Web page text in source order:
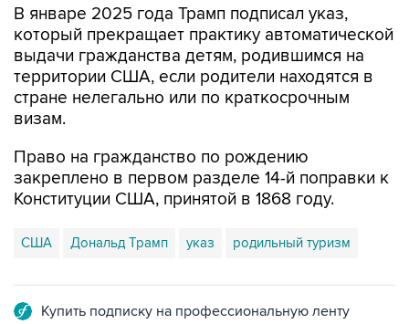
В январе 2025 года Трамп подписал указ,
который прекращает практику автоматической
выдачи гражданства детям, родившимся на
территории США, если родители находятся в
стране нелегально или по краткосрочным
визам.
Право на гражданство по рождению
закреплено в первом разделе 14-й поправки к
Конституции США, принятой в 1868 году.
США Дональд Трамп указ родильный туризм
Купить подписку на профессиональную ленту